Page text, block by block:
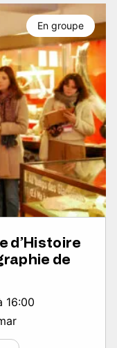
d’Histoire
de
16:00
En groupe